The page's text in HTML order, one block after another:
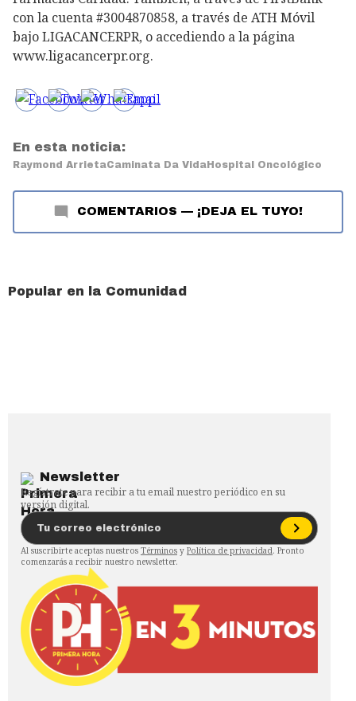
con la cuenta #3004870858, a través de ATH Móvil
bajo LIGACANCERPR, o accediendo a la página
www.ligacancerpr.org.
En esta noticia:
Raymond ArrietaCaminata Da Vida Hospital Oncológico
COMENTARIOS — ¡DEJA EL TUYO!
Popular en la Comunidad
Newsletter
Regístrate para recibir a tu email nuestro periódico en su
versión digital.
Al suscribirte aceptas nuestros Términos y Política de privacidad. Pronto
comenzarás a recibir nuestro newsletter.